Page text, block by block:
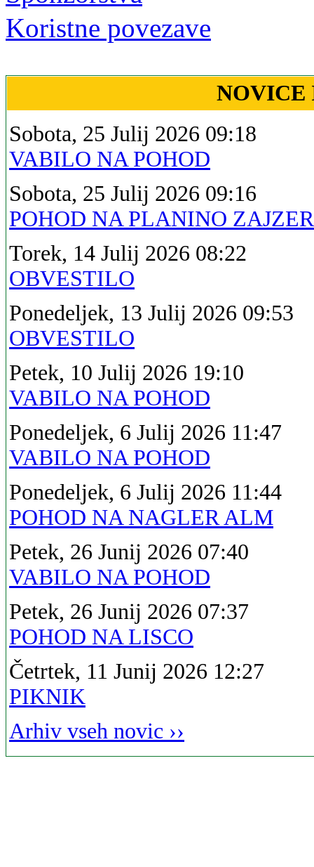
Koristne povezave
NOVICE
Sobota, 25 Julij 2026 09:18
VABILO NA POHOD
Sobota, 25 Julij 2026 09:16
POHOD NA PLANINO
Torek, 14 Julij 2026 08:22
OBVESTILO
Ponedeljek, 13 Julij 2026 09:53
OBVESTILO
Petek, 10 Julij 2026 19:10
VABILO NA POHOD
Ponedeljek, 6 Julij 2026 11:47
VABILO NA POHOD
Ponedeljek, 6 Julij 2026 11:44
POHOD NA NAGLER ALM
Petek, 26 Junij 2026 07:40
VABILO NA POHOD
Petek, 26 Junij 2026 07:37
POHOD NA LISCO
Četrtek, 11 Junij 2026 12:27
PIKNIK
Arhiv vseh novic ››